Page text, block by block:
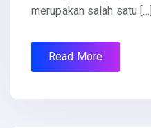
merupakan salah satu […]
Read More